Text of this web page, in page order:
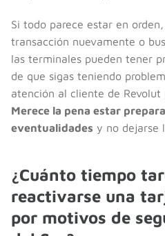
Si todo parece estar en
transacción nuevamente o
las terminales pueden tener
de que sigas teniendo
atención al cliente de
Merece la pena estar
eventualidades y no dejarse
¿Cuánto tiempo
reactivarse una
por motivos de